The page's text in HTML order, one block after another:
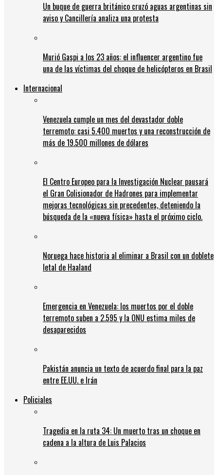
Un buque de guerra británico cruzó aguas argentinas sin
aviso y Cancillería analiza una protesta
Murió Gaspi a los 23 años: el influencer argentino fue
una de las víctimas del choque de helicópteros en Brasil
Internacional
Venezuela cumple un mes del devastador doble
terremoto: casi 5.400 muertos y una reconstrucción de
más de 19.500 millones de dólares
El Centro Europeo para la Investigación Nuclear pausará
el Gran Colisionador de Hadrones para implementar
mejoras tecnológicas sin precedentes, deteniendo la
búsqueda de la «nueva física» hasta el próximo ciclo.
Noruega hace historia al eliminar a Brasil con un doblete
letal de Haaland
Emergencia en Venezuela: los muertos por el doble
terremoto suben a 2.595 y la ONU estima miles de
desaparecidos
Pakistán anuncia un texto de acuerdo final para la paz
entre EE.UU. e Irán
Policiales
Tragedia en la ruta 34: Un muerto tras un choque en
cadena a la altura de Luis Palacios